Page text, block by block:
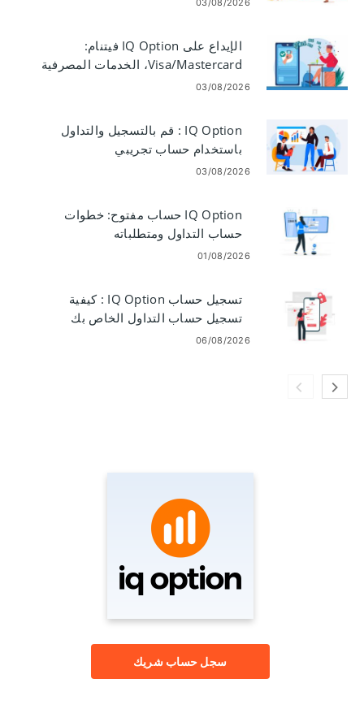
03/08/2026
الإيداع على IQ Option فيتنام:
Visa/Mastercard، الخدمات المصرفية
عبر الإنترنت والمحافظ الإلكترونية
03/08/2026
IQ Option : قم بالتسجيل والتداول
باستخدام حساب تجريبي
03/08/2026
IQ Option حساب مفتوح: خطوات
حساب التداول ومتطلباته
01/08/2026
تسجيل حساب IQ Option : كيفية
تسجيل حساب التداول الخاص بك
06/08/2026
سجل حساب شريك